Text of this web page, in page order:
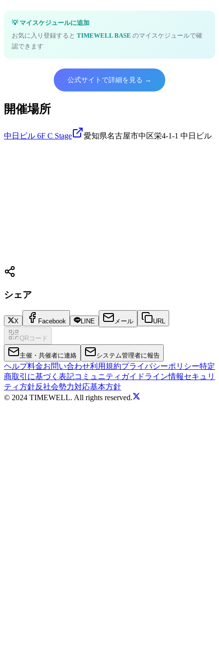
💡 マイスケジュールに追加
お気に入り登録すると TIMEWELL BASE のマイスケジュールで確
認できます
公式サイトで詳細を見る →
開催場所
中日ビル 6F C Stage 愛知県名古屋市中区栄4-1-1 中日ビル
シェア
X Facebook LINE メール URL
QRコード
主催・共催者に連絡 システム管理者に報告
ヘルプ料金お問い合わせ利用規約プライバシーポリシー特定
商取引に基づく表記コミュニティガイドライン情報セキュリ
ティ方針反社会勢力対応基本方針
© 2024 TIMEWELL. All rights reserved.